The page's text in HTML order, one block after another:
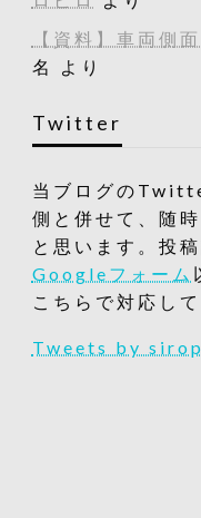
【資料】車両側
名
より
Twitter
当ブログの
側と併せて、随
と思います。投
Googleフォーム
こちらで対応して
Tweets by